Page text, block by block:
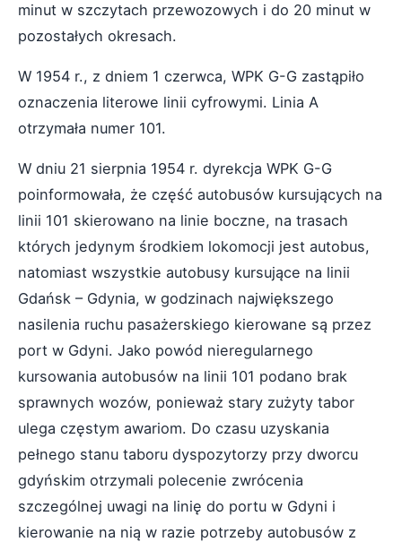
minut w szczytach przewozowych i do 20 minut w
pozostałych okresach.
W 1954 r., z dniem 1 czerwca, WPK G-G zastąpiło
oznaczenia literowe linii cyfrowymi. Linia A
otrzymała numer 101.
W dniu 21 sierpnia 1954 r. dyrekcja WPK G-G
poinformowała, że część autobusów kursujących na
linii 101 skierowano na linie boczne, na trasach
których jedynym środkiem lokomocji jest autobus,
natomiast wszystkie autobusy kursujące na linii
Gdańsk – Gdynia, w godzinach największego
nasilenia ruchu pasażerskiego kierowane są przez
port w Gdyni. Jako powód nieregularnego
kursowania autobusów na linii 101 podano brak
sprawnych wozów, ponieważ stary zużyty tabor
ulega częstym awariom. Do czasu uzyskania
pełnego stanu taboru dyspozytorzy przy dworcu
gdyńskim otrzymali polecenie zwrócenia
szczególnej uwagi na linię do portu w Gdyni i
kierowanie na nią w razie potrzeby autobusów z